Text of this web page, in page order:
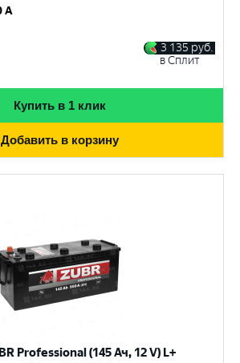
A
3 135 руб.
в Сплит
Купить в 1 клик
Добавить в корзину
Professional (145 Ач, 12 V) L+